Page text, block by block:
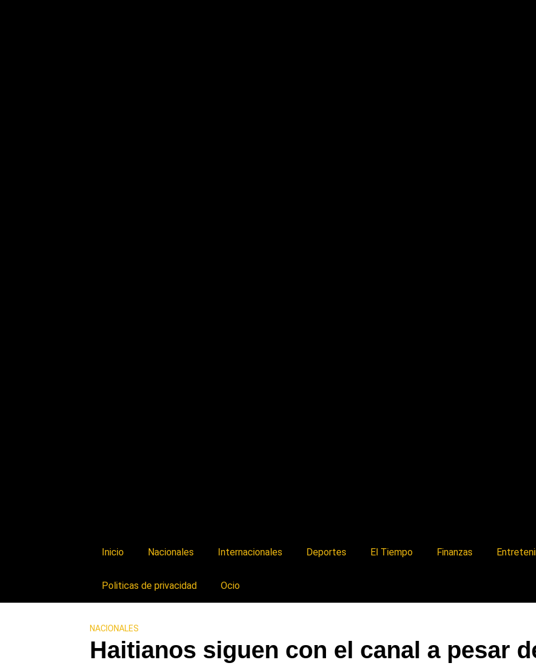
Inicio Nacionales Internacionales Deportes El Tiempo Finanzas
Politicas de privacidad Ocio
NACIONALES
Haitianos siguen con el canal a pesar